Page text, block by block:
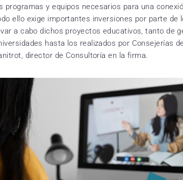
programas y equipos necesarios para una
ello exige importantes inversiones por parte de
a cabo dichos proyectos educativos, tanto de
hasta los realizados por Consejerías
director de Consultoría en la firma.